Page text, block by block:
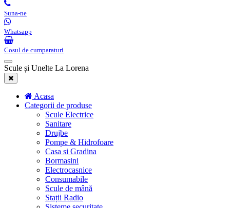
Suna-ne
Whatsapp
Cosul de cumparaturi
Scule și Unelte La Lorena
Acasa
Categorii de produse
Scule Electrice
Sanitare
Drujbe
Pompe & Hidrofoare
Casa si Gradina
Bormasini
Electrocasnice
Consumabile
Scule de mână
Stații Radio